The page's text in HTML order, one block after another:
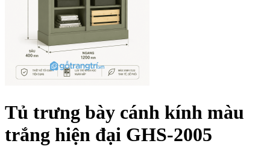
Tủ trưng bày cánh kính màu
trắng hiện đại GHS-2005